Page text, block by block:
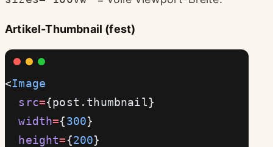
Artikel-Thumbnail (fest)
<Image
  src
={post.thumbnail}
  width
={300}
  height
={200}